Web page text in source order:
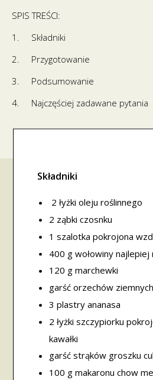
SPIS TREŚCI:
1. Składniki
2. Przygotowanie
3. Podsumowanie
4. Najczęściej zadawane pytania
Składniki
2 łyżki oleju roślinnego
2 ząbki czosnku
1 szalotka pokrojona
400 g wołowiny
120 g marchewki
garść orzechów ziemnych
3 plastry ananasa
2 łyżki szczypiorku
kawałki
garść strąków groszku
100 g makaronu chow